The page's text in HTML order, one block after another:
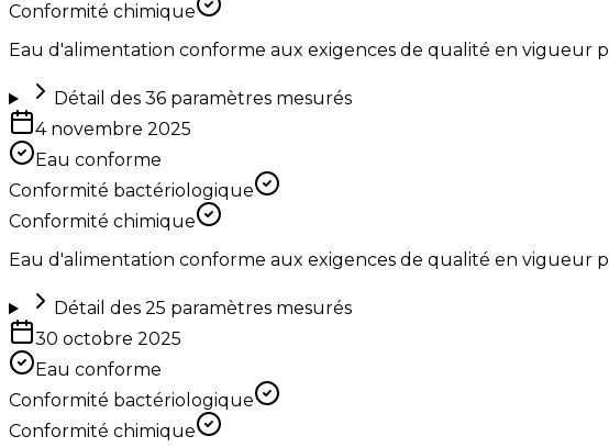
Conformité chimique
Eau d'alimentation conforme aux exigences de qualité en vigueur
Détail des 36paramètres mesurés
4 novembre 2025
Eau conforme
Conformité bactériologique
Conformité chimique
Eau d'alimentation conforme aux exigences de qualité en vigueur
Détail des 25 paramètres mesurés
30 octobre 2025
Eau conforme
Conformité bactériologique
Conformité chimique